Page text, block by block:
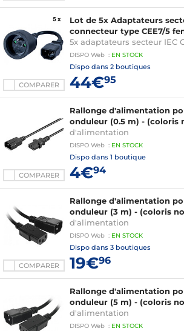
COMPARER
Lot de 5x Adaptateurs
connecteur type CEE7/5
5x adaptateurs secteur IEC
DISPO Web : EN STOCK
Dispo dans 2 boutiques
44€95
COMPARER
Rallonge d'alimentation
onduleur (0.5 m) - (coloris
d'alimentation
DISPO Web : EN STOCK
Dispo dans 1 boutique
4€94
COMPARER
Rallonge d'alimentation
onduleur (3 m) - (coloris
d'alimentation
DISPO Web : EN STOCK
Dispo dans 3 boutiques
19€96
Rallonge d'alimentation
onduleur (5 m) - (coloris
d'alimentation
DISPO Web : EN STOCK